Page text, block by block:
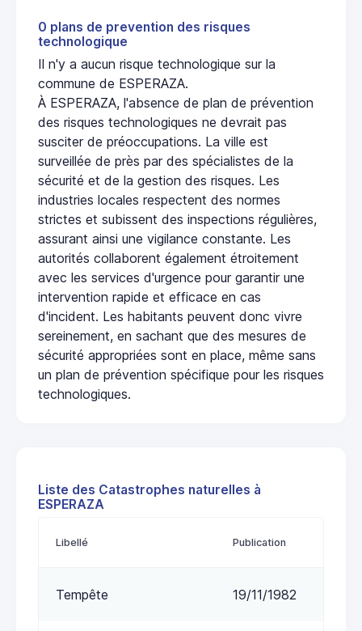
0 plans de prevention des risques
technologique
Il n'y a aucun risque technologique sur la
commune de ESPERAZA.
À ESPERAZA, l'absence de plan de prévention
des risques technologiques ne devrait pas
susciter de préoccupations. La ville est
surveillée de près par des spécialistes de la
sécurité et de la gestion des risques. Les
industries locales respectent des normes
strictes et subissent des inspections régulières,
assurant ainsi une vigilance constante. Les
autorités collaborent également étroitement
avec les services d'urgence pour garantir une
intervention rapide et efficace en cas
d'incident. Les habitants peuvent donc vivre
sereinement, en sachant que des mesures de
sécurité appropriées sont en place, même sans
un plan de prévention spécifique pour les risques
technologiques.
Liste des Catastrophes naturelles à
ESPERAZA
Libellé Publication
Tempête 19/11/1982